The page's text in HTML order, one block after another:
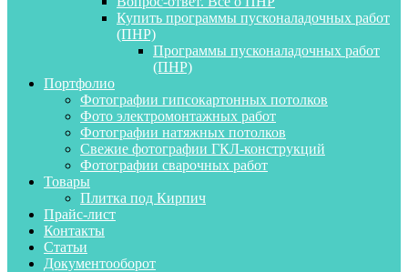
Купить программы пусконаладочных работ
(ПНР)
Программы пусконаладочных работ
(ПНР)
Портфолио
Фотографии гипсокартонных потолков
Фото электромонтажных работ
Фотографии натяжных потолков
Свежие фотографии ГКЛ-конструкций
Фотографии сварочных работ
Товары
Плитка под Кирпич
Прайс-лист
Контакты
Статьи
Документооборот